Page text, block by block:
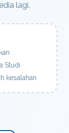
lagi.
Studi
kesalahan